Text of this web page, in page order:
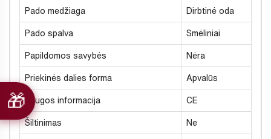
Pado medžiaga Dirbtinė oda
Pado spalva Smėliniai
Papildomos savybės Nėra
Priekinės dalies forma Apvalūs
Saugos informacija CE
Šiltinimas Ne